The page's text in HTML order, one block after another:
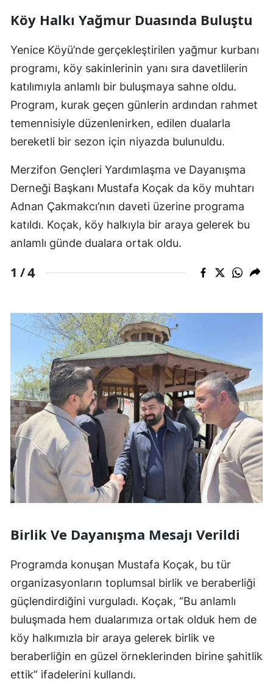
Köy Halkı Yağmur Duasında Buluştu
Yenice Köyü’nde gerçekleştirilen yağmur kurbanı
programı, köy sakinlerinin yanı sıra davetlilerin
katılımıyla anlamlı bir buluşmaya sahne oldu.
Program, kurak geçen günlerin ardından rahmet
temennisiyle düzenlenirken, edilen dualarla
bereketli bir sezon için niyazda bulunuldu.
Merzifon Gençleri Yardımlaşma ve Dayanışma
Derneği Başkanı Mustafa Koçak da köy muhtarı
Adnan Çakmakcı’nın daveti üzerine programa
katıldı. Koçak, köy halkıyla bir araya gelerek bu
anlamlı günde dualara ortak oldu.
1 /4
Birlik Ve Dayanışma Mesajı Verildi
Programda konuşan Mustafa Koçak, bu tür
organizasyonların toplumsal birlik ve beraberliği
güçlendirdiğini vurguladı. Koçak, “Bu anlamlı
buluşmada hem dualarımıza ortak olduk hem de
köy halkımızla bir araya gelerek birlik ve
beraberliğin en güzel örneklerinden birine şahitlik
ettik” ifadelerini kullandı.